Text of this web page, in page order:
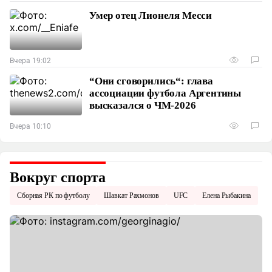
Умер отец Лионеля Месси
Вчера 19:02
“Они сговорились“: глава
ассоциации футбола Аргентины
высказался о ЧМ-2026
Вчера 10:10
Вокруг спорта
Сборная РК по футболу Шавкат Рахмонов UFC Елена Рыбакина